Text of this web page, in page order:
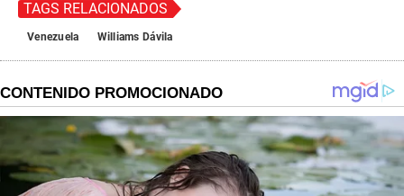
TAGS RELACIONADOS
Venezuela Williams Dávila